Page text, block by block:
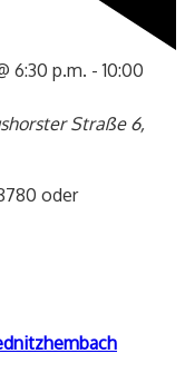
6:30 p.m. -10:00
Straße 6,
oder